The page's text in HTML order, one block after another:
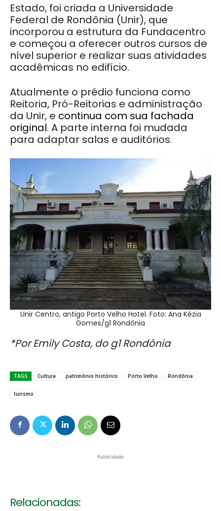
Estado, foi criada a Universidade
Federal de Rondônia (Unir), que
incorporou a estrutura da Fundacentro
e começou a oferecer outros cursos de
nível superior e realizar suas atividades
acadêmicas no edifício.
Atualmente o prédio funciona como
Reitoria, Pró-Reitorias e administração
da Unir, e continua com sua fachada
original. A parte interna foi mudada
para adaptar salas e auditórios.
Unir Centro, antigo Porto Velho Hotel. Foto: Ana Kézia
Gomes/g1 Rondônia
*Por Emily Costa, do g1 Rondônia
TAGS Cultura patrimônio histórico Porto Velho Rondônia
turismo
Publicidade
Relacionadas: